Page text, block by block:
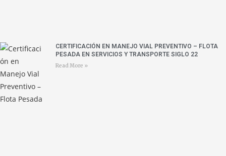
CERTIFICACIÓN EN MANEJO VIAL PREVENTIVO – FLOTA
PESADA EN SERVICIOS Y TRANSPORTE SIGLO 22
Read More »